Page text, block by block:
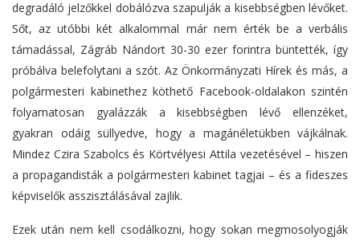
degradáló jelzőkkel dobálózva szapulják a kisebbségben lévőket.
Sőt, az utóbbi két alkalommal már nem érték be a verbális
támadással, Zágráb Nándort 30-30 ezer forintra büntették, így
próbálva belefolytani a szót. Az Önkormányzati Hírek és más, a
polgármesteri kabinethez köthető Facebook-oldalakon szintén
folyamatosan gyalázzák a kisebbségben lévő ellenzéket,
gyakran odáig süllyedve, hogy a magánéletükben vájkálnak.
Mindez Czira Szabolcs és Körtvélyesi Attila vezetésével – hiszen
a propagandisták a polgármesteri kabinet tagjai – és a fideszes
képviselők asszisztálásával zajlik.
Ezek után nem kell csodálkozni, hogy sokan megmosolyogják